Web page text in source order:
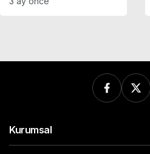
Kurumsal